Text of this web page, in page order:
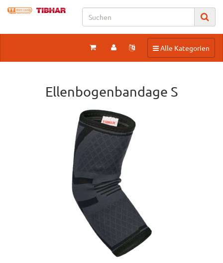
Toggle navigation
Alle Kategorien
Ellenbogenbandage S